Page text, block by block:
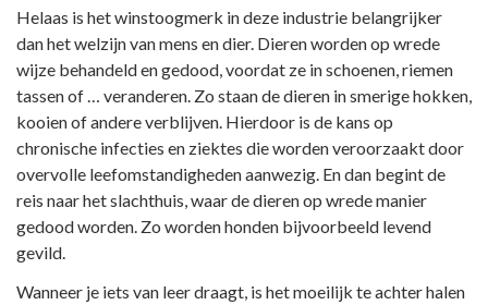
Helaas is het winstoogmerk in deze industrie belangrijker
dan het welzijn van mens en dier. Dieren worden op wrede
wijze behandeld en gedood, voordat ze in schoenen, riemen
tassen of … veranderen. Zo staan de dieren in smerige hokken,
kooien of andere verblijven. Hierdoor is de kans op
chronische infecties en ziektes die worden veroorzaakt door
overvolle leefomstandigheden aanwezig. En dan begint de
reis naar het slachthuis, waar de dieren op wrede manier
gedood worden. Zo worden honden bijvoorbeeld levend
gevild.
Wanneer je iets van leer draagt, is het moeilijk te achter halen